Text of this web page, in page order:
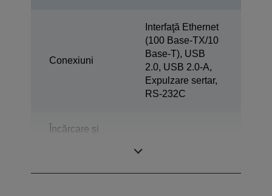
Conexiuni
Interfaţă Ethernet
(100 Base-TX/10
Base-T), USB
2.0, USB 2.0-A,
Expulzare sertar,
RS-232C
Încărcare și